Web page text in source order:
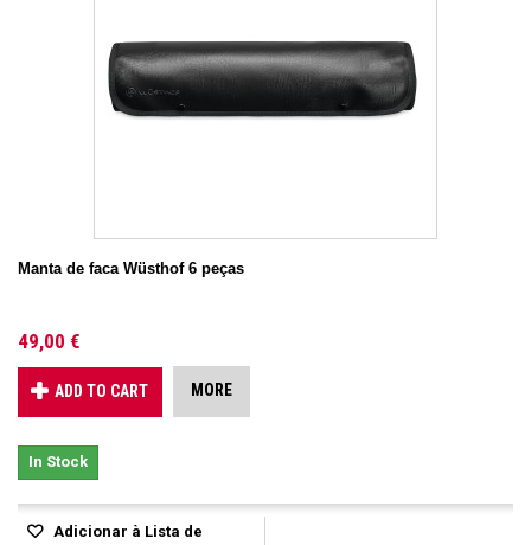
Manta de faca Wüsthof 6 peças
49,00 €
ADD TO CART MORE
In Stock
Adicionar à Lista de